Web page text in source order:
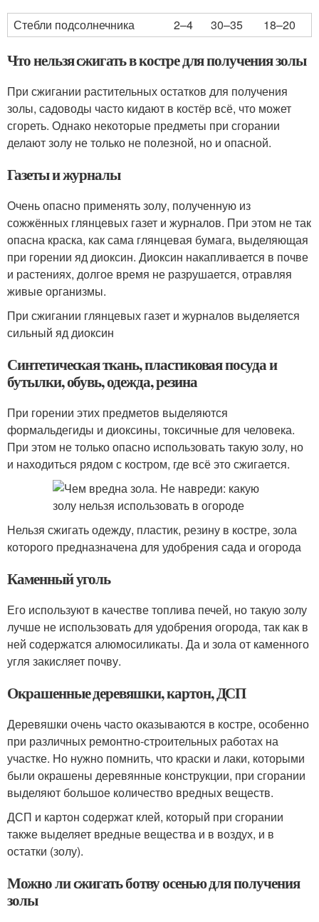
Стебли подсолнечника 2–4 30–35 18–20
Что нельзя сжигать в костре для получения золы
При сжигании растительных остатков для получения
золы, садоводы часто кидают в костёр всё, что может
сгореть. Однако некоторые предметы при сгорании
делают золу не только не полезной, но и опасной.
Газеты и журналы
Очень опасно применять золу, полученную из
сожжённых глянцевых газет и журналов. При этом не так
опасна краска, как сама глянцевая бумага, выделяющая
при горении яд диоксин. Диоксин накапливается в почве
и растениях, долгое время не разрушается, отравляя
живые организмы.
При сжигании глянцевых газет и журналов выделяется
сильный яд диоксин
Синтетическая ткань, пластиковая посуда и
бутылки, обувь, одежда, резина
При горении этих предметов выделяются
формальдегиды и диоксины, токсичные для человека.
При этом не только опасно использовать такую золу, но
и находиться рядом с костром, где всё это сжигается.
Нельзя сжигать одежду, пластик, резину в костре, зола
которого предназначена для удобрения сада и огорода
Каменный уголь
Его используют в качестве топлива печей, но такую золу
лучше не использовать для удобрения огорода, так как в
ней содержатся алюмосиликаты. Да и зола от каменного
угля закисляет почву.
Окрашенные деревяшки, картон, ДСП
Деревяшки очень часто оказываются в костре, особенно
при различных ремонтно-строительных работах на
участке. Но нужно помнить, что краски и лаки, которыми
были окрашены деревянные конструкции, при сгорании
выделяют большое количество вредных веществ.
ДСП и картон содержат клей, который при сгорании
также выделяет вредные вещества и в воздух, и в
остатки (золу).
Можно ли сжигать ботву осенью для получения
золы